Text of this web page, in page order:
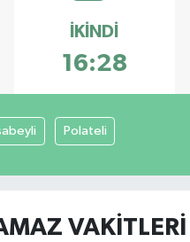
İKINDI
16:28
Polateli
VAKITLERI